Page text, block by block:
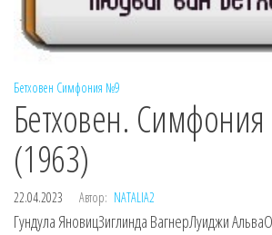
Бетховен Симфония №9
Бетховен.
(1963)
22.04.2023 Автор: NATALIA2
Гундула ЯновицЗиглинда ВагнерЛуиджи